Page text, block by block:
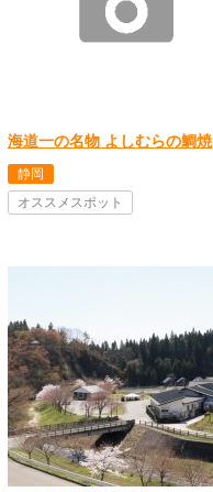
海道一の名物 よしむらの鯛焼
静岡
オススメスポット